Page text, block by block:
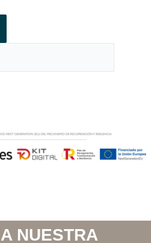
NUESTRA